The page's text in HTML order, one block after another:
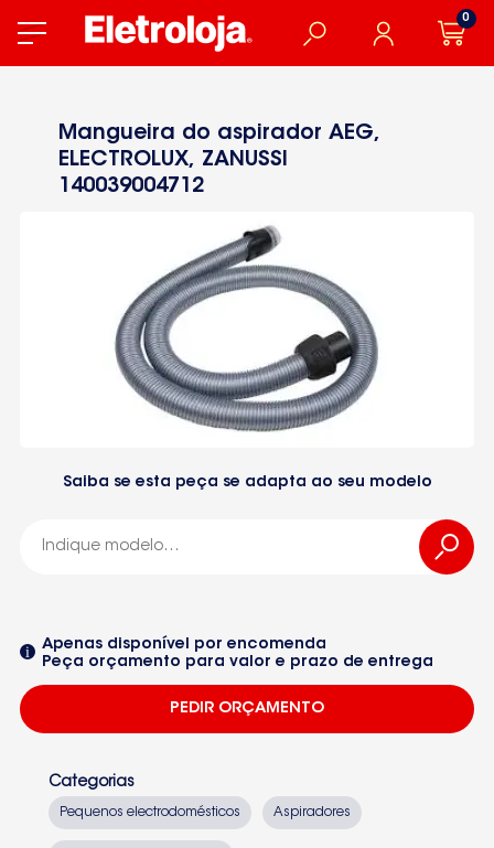
0
Mangueira do aspirador AEG,
ELECTROLUX, ZANUSSI
140039004712
Saiba se esta peça se adapta ao seu modelo
ELECTROLUX
-140039004712
Seleccione um dos equipamentos da lista
Apenas disponível por encomenda
Peça orçamento para valor e prazo de entrega
PEDIR ORÇAMENTO
Categorias
Pequenos electrodomésticos Aspiradores